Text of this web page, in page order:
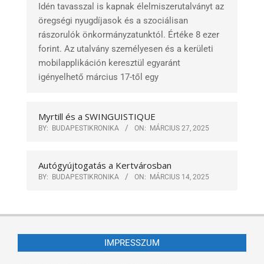
Idén tavasszal is kapnak élelmiszerutalványt az
öregségi nyugdíjasok és a szociálisan
rászorulók önkormányzatunktól. Értéke 8 ezer
forint. Az utalvány személyesen és a kerületi
mobilapplikáción keresztül egyaránt
igényelhető március 17-től egy
Myrtill és a SWINGUISTIQUE
BY: BUDAPESTIKRONIKA ON: MÁRCIUS 27, 2025
Autógyújtogatás a Kertvárosban
BY: BUDAPESTIKRONIKA ON: MÁRCIUS 14, 2025
IMPRESSZUM